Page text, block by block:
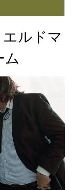
エルドマ
ム